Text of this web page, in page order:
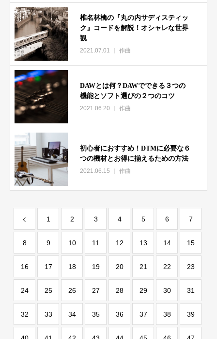
椎名林檎の『丸の内サディスティッ
ク』コードを解説！オシャレな世界
観
2021.07.01 作曲
DAWとは何？DAWでできる３つの
機能とソフト選びの２つのコツ
2021.06.20 作曲
初心者におすすめ！DTMに必要な６
つの機材とお得に揃えるための方法
2021.06.15 作曲
1 2 3 4 5 6 7
8 9 10 11 12 13 14 15
16 17 18 19 20 21 22 23
24 25 26 27 28 29 30 31
32 33 34 35 36 37 38 39